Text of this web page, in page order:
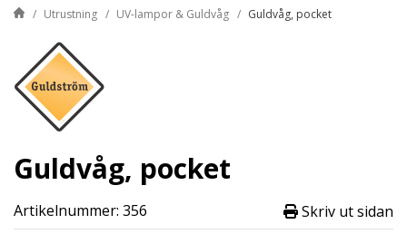
Utrustning UV-lampor & Guldvåg Guldvåg, pocket
Guldvåg, pocket
Artikelnummer: 356 Skriv ut sidan